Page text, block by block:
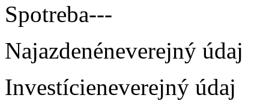
Spotreba---
Najazdenéneverejný údaj
Investícieneverejný údaj